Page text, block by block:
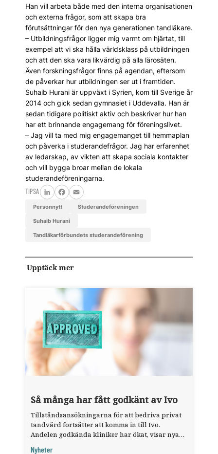
Han vill arbeta både med den interna organisationen
och externa frågor, som att skapa bra
förutsättningar för den nya generationen tandläkare.
– Utbildningsfrågor ligger mig varmt om hjärtat, till
exempel att vi ska hålla världsklass på utbildningen
och att den ska vara likvärdig på alla lärosäten.
Även forskningsfrågor finns på agendan, eftersom
de påverkar hur utbildningen ser ut i framtiden.
Suhaib Hurani är uppväxt i Syrien, kom till Sverige år
2014 och gick sedan gymnasiet i Uddevalla. Han är
sedan tidigare politiskt aktiv och beskriver hur han
har ett brinnande engagemang för föreningslivet.
– Jag vill ta med mig engagemanget till hemmaplan
och påverka i studerandefrågor. Jag har erfarenhet
av ledarskap, av vikten att skapa sociala kontakter
och vill bygga broar mellan de lokala
studerandeföreningarna.
TIPSA
LinkedInFacebook
Email
personnytt Studerandeföreningen
Suhaib Hurani
Tandläkarförbundets studerandeförening
Upptäck mer
Så många har fått godkänt av Ivo
Tillståndsansökningarna för att bedriva privat
tandvård fortsätter att komma in till Ivo.
Andelen godkända kliniker har ökat, visar nya
Nyheter